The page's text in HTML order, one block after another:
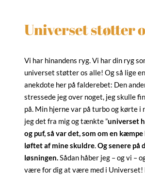
Universet støtter
Vi har hinandens ryg. Vi har din ryg
universet støtter os alle! Og så lige
anekdote her på falderebet: Den
stressede jeg over noget, jeg skulle
på. Min hjerne var på turbo og kørte i
jeg det fra mig og tænkte ”universet
og puf, så var det, som om en
løftet af mine skuldre.Og senere på
løsningen.Sådan håber jeg – og vi –
være for dig at være med i Universet!